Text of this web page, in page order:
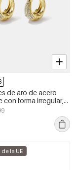
de aro de acero
con forma irregular,
la serie Daily
para mujer.
la UE